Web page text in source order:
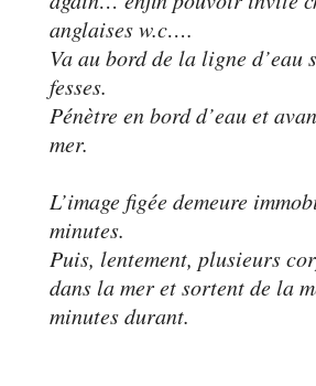
anglaises w.c….
Va au bord de la ligne d’eau
fesses.
Pénètre en bord d’eau et
mer.
L’image figée demeure
minutes.
Puis, lentement, plusieurs
dans la mer et sortent de la
minutes durant.